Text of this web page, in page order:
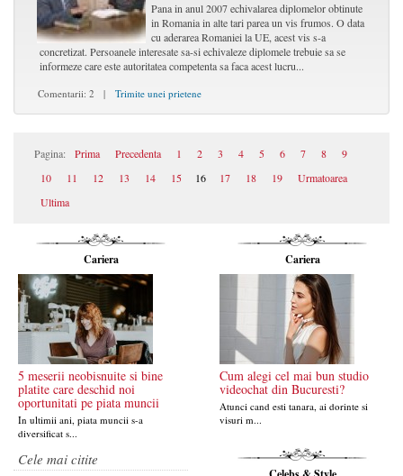
Pana in anul 2007 echivalarea diplomelor obtinute
in Romania in alte tari parea un vis frumos. O data
cu aderarea Romaniei la UE, acest vis s-a
concretizat. Persoanele interesate sa-si echivaleze diplomele trebuie sa se
informeze care este autoritatea competenta sa faca acest lucru...
Comentarii: 2 | Trimite unei prietene
Pagina: Prima Precedenta 1 2 3 4 5 6 7 8
9
10
11 12 13 14 15 16 17 18 19
Urmatoarea
Ultima
Cariera
5 meserii neobisnuite si bine
platite care deschid noi
oportunitati pe piata muncii
In ultimii ani, piata muncii s-a
diversificat s...
Cariera
Cum alegi cel mai bun studio
videochat din Bucuresti?
Atunci cand esti tanara, ai dorinte si
visuri m...
Cele mai citite